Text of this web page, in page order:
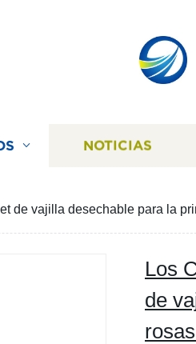
NOTICIAS
de vajilla desechable para la
Los
de